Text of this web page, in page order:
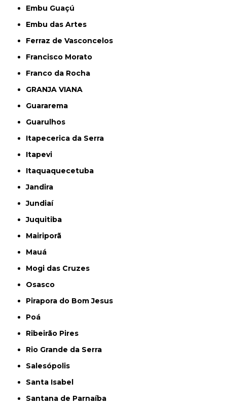
Embu Guaçú
Embu das Artes
Ferraz de Vasconcelos
Francisco Morato
Franco da Rocha
GRANJA VIANA
Guararema
Guarulhos
Itapecerica da Serra
Itapevi
Itaquaquecetuba
Jandira
Jundiaí
Juquitiba
Mairiporã
Mauá
Mogi das Cruzes
Osasco
Pirapora do Bom Jesus
Poá
Ribeirão Pires
Rio Grande da Serra
Salesópolis
Santa Isabel
Santana de Parnaíba